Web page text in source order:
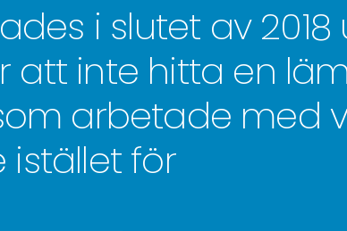
i slutet av 2018
att inte hitta en
arbetade med
istället för